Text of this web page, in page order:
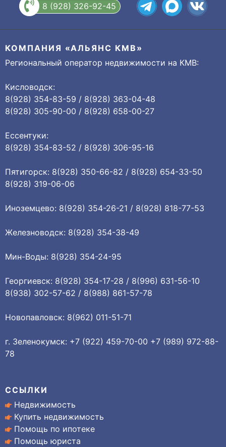
8 (928) 326-92-45
КОМПАНИЯ «АЛЬЯНС КМВ»
Региональный оператор недвижимости на КМВ:
Кисловодск:
8(928) 354-83-59 / 8(928) 363-04-48
8(928) 305-90-00 / 8(928) 658-00-27
Ессентуки:
8(928) 354-83-52 / 8(928) 306-95-16
Пятигорск: 8(928) 350-66-82 / 8(928) 654-33-50
8(928) 319-06-06
Иноземцево: 8(928) 354-26-21 / 8(928) 818-77-53
Железноводск: 8(928) 354-38-49
Мин-Воды: 8(928) 354-24-95
Георгиевск: 8(928) 354-17-28 / 8(996) 631-56-10
8(938) 302-57-62 / 8(988) 861-57-78
Новопавловск: 8(962) 011-51-71
г. Зеленокумск: +7 (922) 459-70-00 +7 (989) 972-88-
78
ССЫЛКИ
Недвижимость
Купить недвижимость
Помощь по ипотеке
Помощь юриста